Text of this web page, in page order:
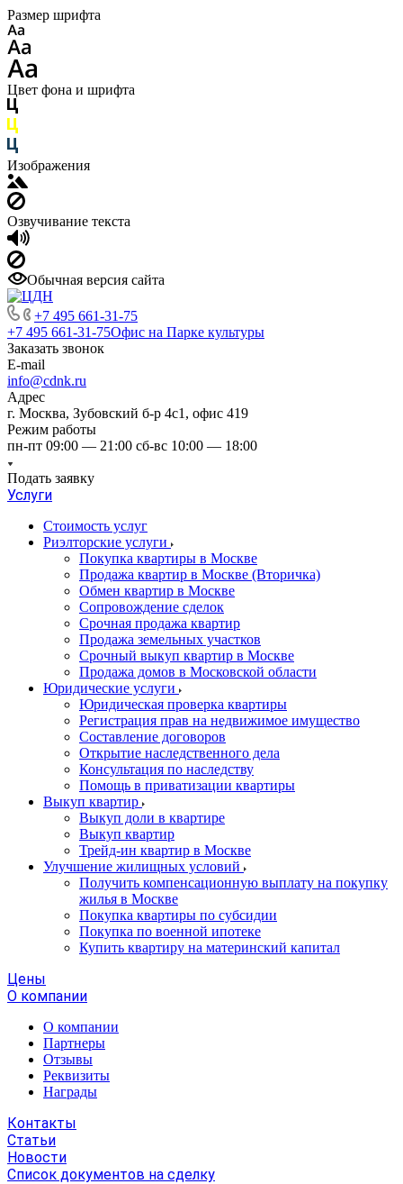
Размер шрифта
Цвет фона и шрифта
Изображения
Озвучивание текста
Обычная версия сайта
+7 495 661-31-75
+7 495 661-31-75Офис на Парке культуры
Заказать звонок
E-mail
info@cdnk.ru
Адрес
г. Москва, Зубовский б-р 4с1, офис 419
Режим работы
пн-пт 09:00 — 21:00 сб-вс 10:00 — 18:00
Подать заявку
Услуги
Стоимость услуг
Риэлторские услуги
Покупка квартиры в Москве
Продажа квартир в Москве (Вторичка)
Обмен квартир в Москве
Сопровождение сделок
Срочная продажа квартир
Продажа земельных участков
Срочный выкуп квартир в Москве
Продажа домов в Московской области
Юридические услуги
Юридическая проверка квартиры
Регистрация прав на недвижимое имущество
Составление договоров
Открытие наследственного дела
Консультация по наследству
Помощь в приватизации квартиры
Выкуп квартир
Выкуп доли в квартире
Выкуп квартир
Трейд-ин квартир в Москве
Улучшение жилищных условий
Получить компенсационную выплату на покупку
жилья в Москве
Покупка квартиры по субсидии
Покупка по военной ипотеке
Купить квартиру на материнский капитал
Цены
О компании
О компании
Партнеры
Отзывы
Реквизиты
Награды
Контакты
Статьи
Новости
Список документов на сделку